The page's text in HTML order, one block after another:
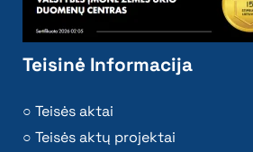
Teisinė Informacija
Teisės aktai
Teisės aktų projektai